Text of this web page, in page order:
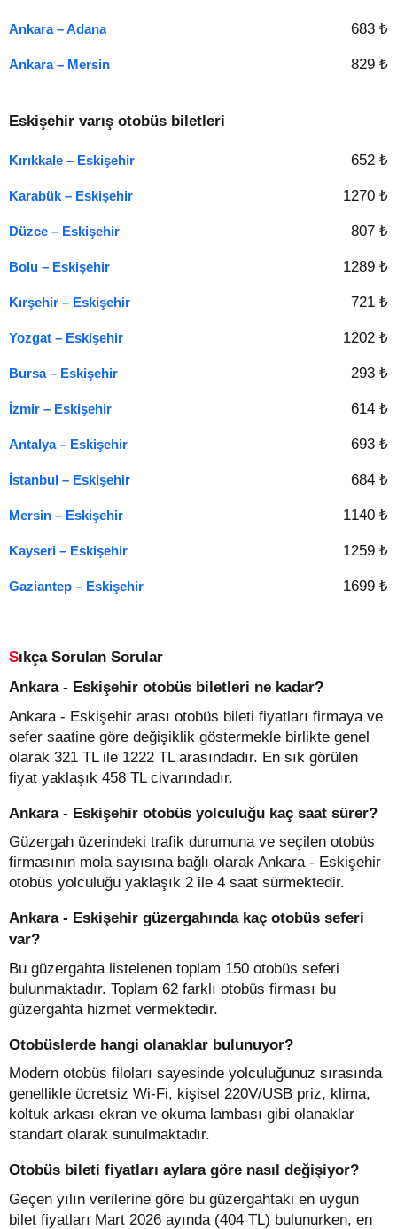
Ankara – Adana 683 ₺
Ankara – Mersin 829 ₺
Eskişehir varış otobüs biletleri
Kırıkkale – Eskişehir 652 ₺
Karabük – Eskişehir 1270 ₺
Düzce – Eskişehir 807 ₺
Bolu – Eskişehir 1289 ₺
Kırşehir – Eskişehir 721 ₺
Yozgat – Eskişehir 1202 ₺
Bursa – Eskişehir 293 ₺
İzmir – Eskişehir 614 ₺
Antalya – Eskişehir 693 ₺
İstanbul – Eskişehir 684 ₺
Mersin – Eskişehir 1140 ₺
Kayseri – Eskişehir 1259 ₺
Gaziantep – Eskişehir 1699 ₺
Sıkça Sorulan Sorular
Ankara - Eskişehir otobüs biletleri ne kadar?
Ankara - Eskişehir arası otobüs bileti fiyatları firmaya ve
sefer saatine göre değişiklik göstermekle birlikte genel
olarak 321 TL ile 1222 TL arasındadır. En sık görülen
fiyat yaklaşık 458 TL civarındadır.
Ankara - Eskişehir otobüs yolculuğu kaç saat sürer?
Güzergah üzerindeki trafik durumuna ve seçilen otobüs
firmasının mola sayısına bağlı olarak Ankara - Eskişehir
otobüs yolculuğu yaklaşık 2 ile 4 saat sürmektedir.
Ankara - Eskişehir güzergahında kaç otobüs seferi
var?
Bu güzergahta listelenen toplam 150 otobüs seferi
bulunmaktadır. Toplam 62 farklı otobüs firması bu
güzergahta hizmet vermektedir.
Otobüslerde hangi olanaklar bulunuyor?
Modern otobüs filoları sayesinde yolculuğunuz sırasında
genellikle ücretsiz Wi-Fi, kişisel 220V/USB priz, klima,
koltuk arkası ekran ve okuma lambası gibi olanaklar
standart olarak sunulmaktadır.
Otobüs bileti fiyatları aylara göre nasıl değişiyor?
Geçen yılın verilerine göre bu güzergahtaki en uygun
bilet fiyatları Mart 2026 ayında (404 TL) bulunurken, en